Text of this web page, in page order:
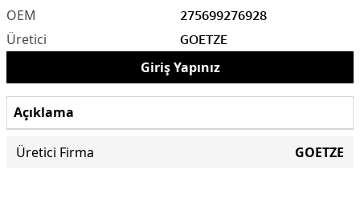
275699276928
GOETZE
Giriş Yapınız
Açıklama
Üretici Firma GOETZE